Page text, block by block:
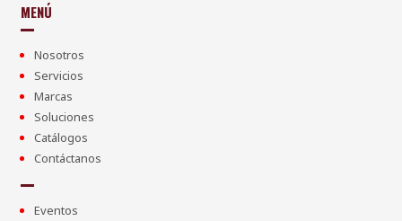
MENÚ
Nosotros
Servicios
Marcas
Soluciones
Catálogos
Contáctanos
Eventos